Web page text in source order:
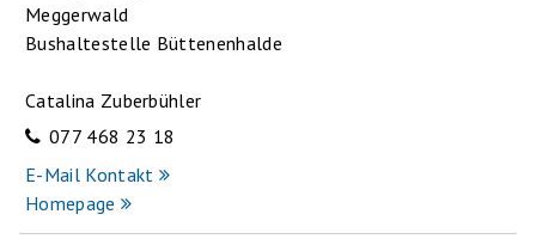
Meggerwald
Bushaltestelle Büttenenhalde
Catalina Zuberbühler
077 468 23 18
E-Mail Kontakt
Homepage